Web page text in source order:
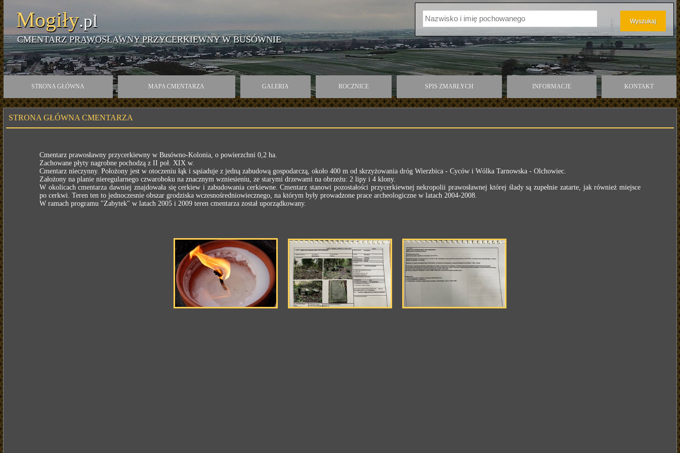
Mogiły.pl
CMENTARZ PRAWOSŁAWNY PRZYCERKIEWNY W BUSÓWNIE
STRONA GŁÓWNA MAPA CMENTARZA GALERIA ROCZNICE SPIS ZMARŁYCH INFORMACJE KONTAKT
STRONA GŁÓWNA CMENTARZA
Cmentarz prawosławny przycerkiewny w Busówno-Kolonia, o powierzchni 0,2 ha.
Zachowane płyty nagrobne pochodzą z II poł. XIX w.
Cmentarz nieczynny. Położony jest w otoczeniu łąk i sąsiaduje z jedną zabudową gospodarczą, około 400 m od skrzyżowania dróg Wierzbica - Cyców i Wólka Tarnowska - Olchowiec.
Założony na planie nieregularnego czwaroboku na znacznym wzniesieniu, ze starymi drzewami na obrzeżu: 2 lipy i 4 klony.
W okolicach cmentarza dawniej znajdowała się cerkiew i zabudowania cerkiewne. Cmentarz stanowi pozostałości przycerkiewnej nekropolii prawosławnej której ślady są zupełnie zatarte, jak również miejsce
po cerkwi. Teren ten to jednoczesnie obszar grodziska wczesnośredniowiecznego, na którym były prowadzone prace archeologiczne w latach 2004-2008.
W ramach programu "Zabytek" w latach 2005 i 2009 teren cmentarza został uporządkowany.